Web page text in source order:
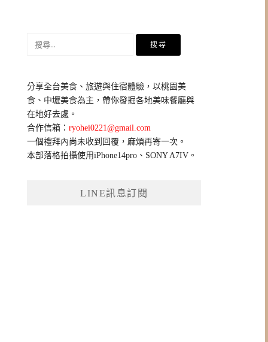
鍵
字:
分享全台美食、旅遊與住宿體驗，以桃園美
食、中壢美食為主，帶你發掘各地美味餐廳與
在地好去處。
合作信箱：ryohei0221@gmail.com
一個禮拜內尚未收到回覆，麻煩再寄一次。
本部落格拍攝使用iPhone14pro、SONY A7IV。
LINE訊息訂閱